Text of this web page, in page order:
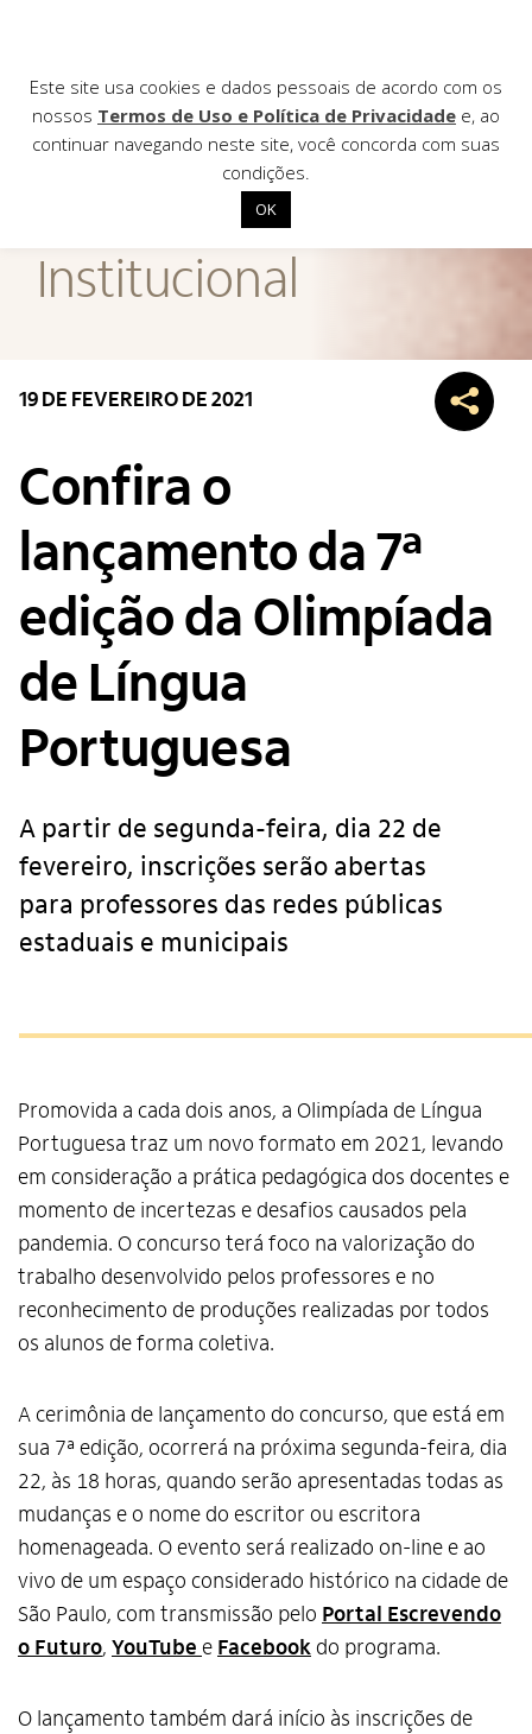
Institucional
Contato
Institucional
19 DE FEVEREIRO DE 2021
Confira o
lançamento da 7ª
edição da Olimpíada
de Língua
Portuguesa
A partir de segunda-feira, dia 22 de
fevereiro, inscrições serão abertas
para professores das redes públicas
estaduais e municipais
Promovida a cada dois anos, a Olimpíada de Língua
Portuguesa traz um novo formato em 2021, levando
em consideração a prática pedagógica dos docentes e
momento de incertezas e desafios causados pela
pandemia. O concurso terá foco na valorização do
trabalho desenvolvido pelos professores e no
reconhecimento de produções realizadas por todos
os alunos de forma coletiva.
A cerimônia de lançamento do concurso, que está em
sua 7ª edição, ocorrerá na próxima segunda-feira, dia
22, às 18 horas, quando serão apresentadas todas as
mudanças e o nome do escritor ou escritora
homenageada. O evento será realizado on-line e ao
vivo de um espaço considerado histórico na cidade de
São Paulo, com transmissão pelo Portal Escrevendo
o Futuro, YouTube e Facebookdo programa.
O lançamento também dará início às inscrições de
Este site usa cookies e dados pessoais de acordo com os
nossos Termos de Uso e Política de Privacidade e, ao
continuar navegando neste site, você concorda com suas
condições.
OK